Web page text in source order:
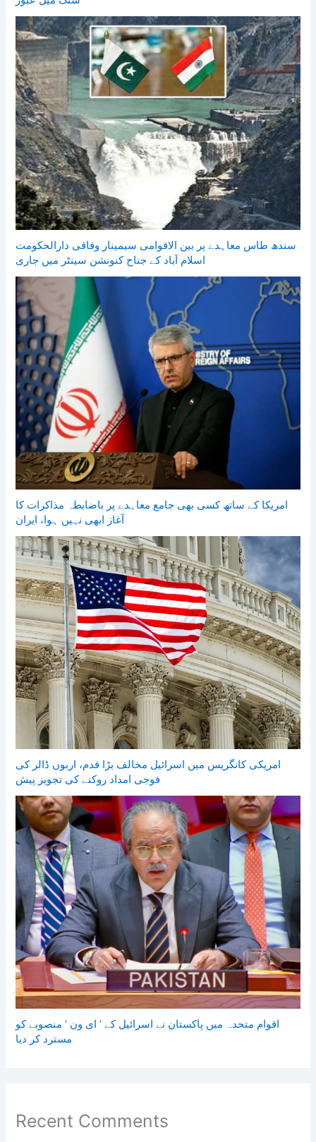
سندھ طاس معاہدے پر بین الاقوامی سیمینار وفاقی دارالحکومت
اسلام آباد کے جناح کنونشن سینٹر میں جاری
امریکا کے ساتھ کسی بھی جامع معاہدے پر باضابطہ مذاکرات کا
آغاز ابھی نہیں ہوا، ایران
امریکی کانگریس میں اسرائیل مخالف بڑا قدم، اربوں ڈالر کی
فوجی امداد روکنے کی تجویز پیش
اقوام متحدہ میں پاکستان نے اسرائیل کے ’ ای ون ‘ منصوبے کو
مسترد کر دیا
Recent Comments